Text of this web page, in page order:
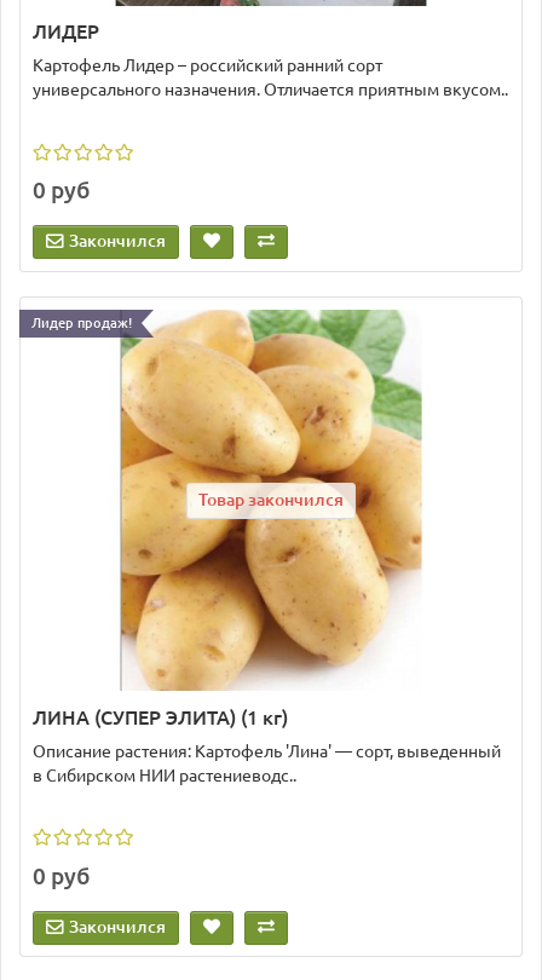
ЛИДЕР
Картофель Лидер – российский ранний сорт
универсального назначения. Отличается приятным вкусом..
0 руб
Закончился
Лидер продаж!
Товар закончился
ЛИНА (СУПЕР ЭЛИТА) (1 кг)
Описание растения: Картофель 'Лина' — сорт, выведенный
в Сибирском НИИ растениеводс..
0 руб
Закончился